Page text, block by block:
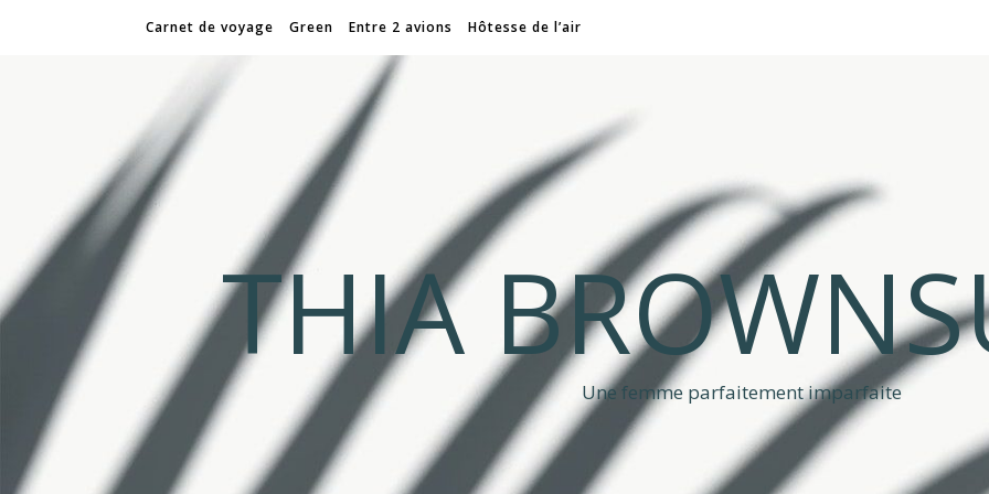
Carnet de voyage Green Entre 2 avions Hôtesse de l’air
THIA
Une femme parfaitement imparfaite